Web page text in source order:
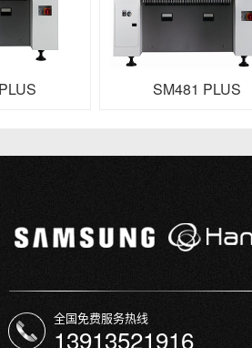
SM481 PLUS
全国免费服务热线
13913521916